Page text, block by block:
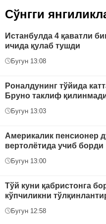
Сўнгги
Истанбулда 4 қаватли
ичида қулаб тушди
Бугун 13:08
Роналдунинг тўйида
Бруно таклиф
Бугун 13:03
Америкалик пенсионер
вертолётида учиб борди
Бугун 13:00
Тўй куни қабристонга
кўпчиликни
Бугун 12:58